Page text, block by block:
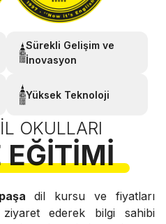
Sürekli Gelişim ve
İnovasyon
Yüksek Teknoloji
OKULLARI
EĞITIMI
dil kursu ve fiyatları
ziyaret ederek bilgi sahibi